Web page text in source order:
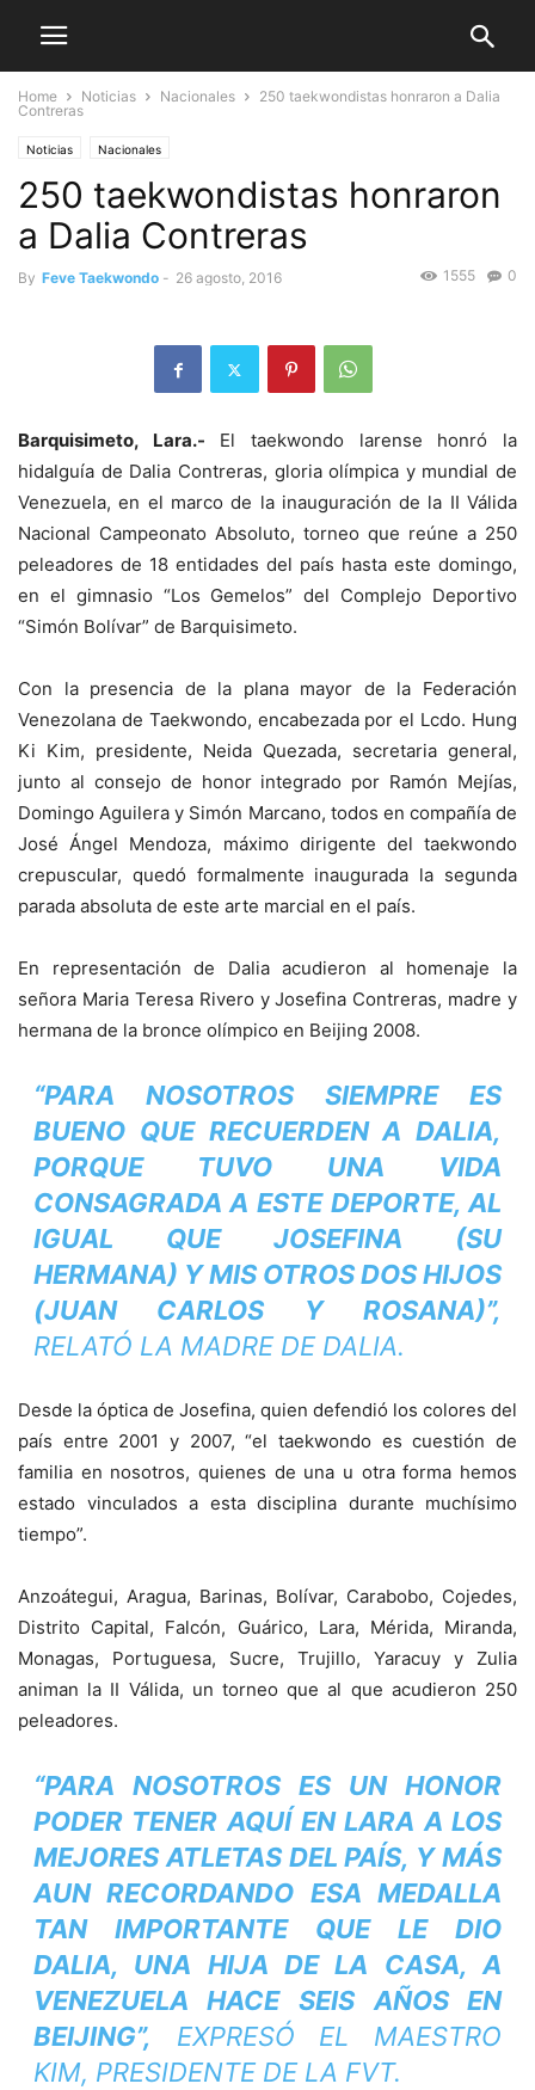
Home Noticias Nacionales
250 taekwondistas honraron a Dalia
Contreras
Noticias Nacionales
250 taekwondistas honraron
a Dalia Contreras
By Feve Taekwondo - 26 agosto, 2016 0
1555
Barquisimeto, Lara.- El taekwondo larense honró la
hidalguía de Dalia Contreras, gloria olímpica y mundial de
Venezuela, en el marco de la inauguración de la II Válida
Nacional Campeonato Absoluto, torneo que reúne a 250
peleadores de 18 entidades del país hasta este domingo,
en el gimnasio “Los Gemelos” del Complejo Deportivo
“Simón Bolívar” de Barquisimeto.
Con la presencia de la plana mayor de la Federación
Venezolana de Taekwondo, encabezada por el Lcdo. Hung
Ki Kim, presidente, Neida Quezada, secretaria general,
junto al consejo de honor integrado por Ramón Mejías,
Domingo Aguilera y Simón Marcano, todos en compañía de
José Ángel Mendoza, máximo dirigente del taekwondo
crepuscular, quedó formalmente inaugurada la segunda
parada absoluta de este arte marcial en el país.
En representación de Dalia acudieron al homenaje la
señora Maria Teresa Rivero y Josefina Contreras, madre y
hermana de la bronce olímpico en Beijing 2008.
“PARA NOSOTROS SIEMPRE ES
BUENO QUE RECUERDEN A DALIA,
PORQUE TUVO UNA VIDA
CONSAGRADA A ESTE DEPORTE, AL
IGUAL QUE JOSEFINA (SU
HERMANA) Y MIS OTROS DOS HIJOS
(JUAN CARLOS Y ROSANA)”,
RELATÓ LA MADRE DE DALIA.
Desde la óptica de Josefina, quien defendió los colores del
país entre 2001 y 2007, “el taekwondo es cuestión de
familia en nosotros, quienes de una u otra forma hemos
estado vinculados a esta disciplina durante muchísimo
tiempo”.
Anzoátegui, Aragua, Barinas, Bolívar, Carabobo, Cojedes,
Distrito Capital, Falcón, Guárico, Lara, Mérida, Miranda,
Monagas, Portuguesa, Sucre, Trujillo, Yaracuy y Zulia
animan la II Válida, un torneo que al que acudieron 250
peleadores.
“PARA NOSOTROS ES UN HONOR
PODER TENER AQUÍ EN LARA A LOS
MEJORES ATLETAS DEL PAÍS, Y MÁS
AUN RECORDANDO ESA MEDALLA
TAN IMPORTANTE QUE LE DIO
DALIA, UNA HIJA DE LA CASA, A
VENEZUELA HACE SEIS AÑOS EN
BEIJING”, EXPRESÓ EL MAESTRO
KIM, PRESIDENTE DE LA FVT.